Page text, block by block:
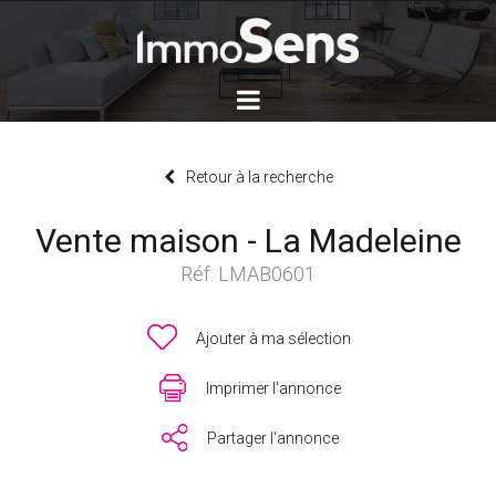
Retour à la recherche
Vente maison - La Madeleine
Réf. LMAB0601
Ajouter à ma sélection
Imprimer l'annonce
Partager l'annonce